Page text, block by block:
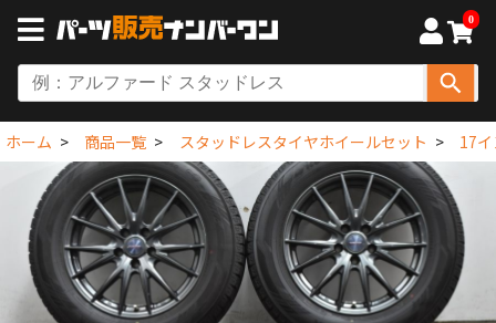
0
ホーム 商品一覧 スタッドレスタイヤホイールセット 17